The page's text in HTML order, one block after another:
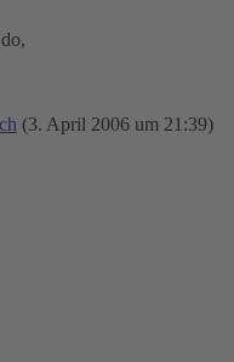
(3. April 2006 um 21:39)